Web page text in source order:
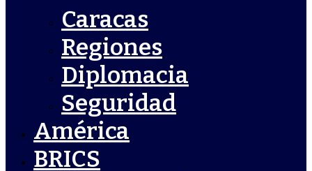
Caracas
Regiones
Diplomacia
Seguridad
América
BRICS